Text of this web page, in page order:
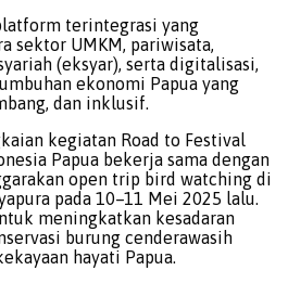
terintegrasi yang
sektor UMKM, pariwisata,
(eksyar), serta digitalisasi,
ekonomi Papua yang
dan inklusif.
kegiatan Road to Festival
Papua bekerja sama dengan
open trip bird watching di
pada 10–11 Mei 2025 lalu.
meningkatkan kesadaran
burung cenderawasih
hayati Papua.